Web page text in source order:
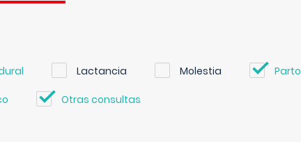
Lactancia Molestia Parto
Otras consultas